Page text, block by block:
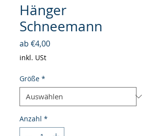
Hänger
Schneemann
ab €4,00Sale-
inkl. USt
Größe *
Anzahl *